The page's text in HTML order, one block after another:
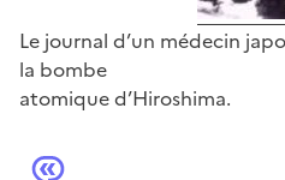
Le journal d’un médecin
la bombe
atomique d’Hiroshima.